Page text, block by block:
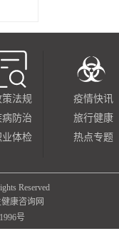
策法规
病防治
业体检
疫情快讯
旅行健康
热点专题
Reserved
康咨询网
号